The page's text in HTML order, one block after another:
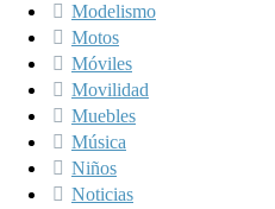
Modelismo
Motos
Móviles
Movilidad
Muebles
Música
Niños
Noticias